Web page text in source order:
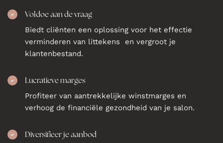
Voldoe aan de vraag
Biedt cliënten een oplossing voor het effectie
verminderen van littekens en vergroot je
klantenbestand.
Lucratieve marges
Profiteer van aantrekkelijke winstmarges en
verhoog de financiële gezondheid van je salon.
Diversifieer je aanbod